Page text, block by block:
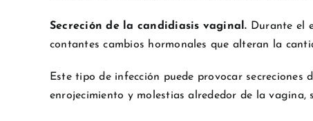
Secreción de la candidiasis vaginal. Durante el
contantes cambios hormonales que alteran la
Este tipo de infección puede provocar
enrojecimiento y molestias alrededor de la vagina,